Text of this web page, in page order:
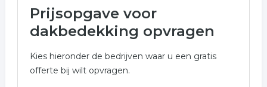
Landgraaf
gerelateerde bedrijven voor u in de regio Landgraaf om
u te voorzien van een prijs indicatie.
Prijsopgave voor
dakbedekking opvragen
Kies hieronder de bedrijven waar u een gratis
offerte bij wilt opvragen.